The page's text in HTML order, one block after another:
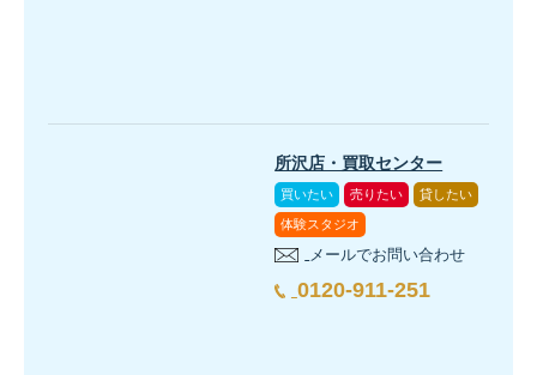
所沢店・買取センター
買いたい 売りたい 貸したい
体験スタジオ
メールでお問い合わせ
0120-911-251